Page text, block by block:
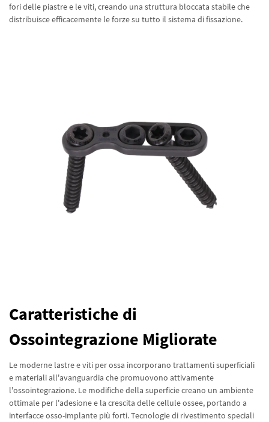
fori delle piastre e le viti, creando una struttura bloccata stabile che
distribuisce efficacemente le forze su tutto il sistema di fissazione.
Caratteristiche di
Ossointegrazione Migliorate
Le moderne lastre e viti per ossa incorporano trattamenti superficiali
e materiali all'avanguardia che promuovono attivamente
l'ossointegrazione. Le modifiche della superficie creano un ambiente
ottimale per l'adesione e la crescita delle cellule ossee, portando a
interfacce osso-implante più forti. Tecnologie di rivestimento speciali